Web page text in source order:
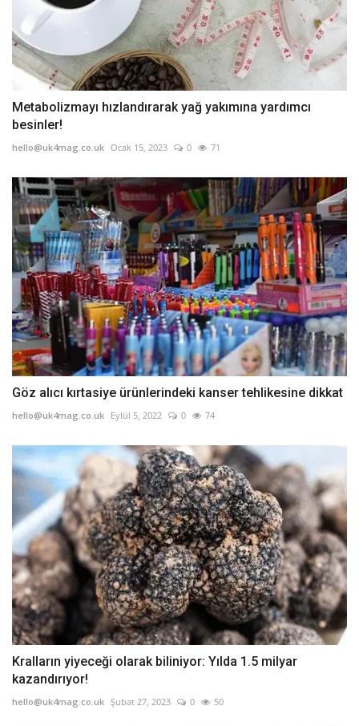
Metabolizmayı hızlandırarak yağ yakımına yardımcı
besinler!
hello@uk4mag.co.uk Ocak 15, 2023 0 71
Göz alıcı kırtasiye ürünlerindeki kanser tehlikesine dikkat
hello@uk4mag.co.uk Eylül 5, 2022 0 74
Kralların yiyeceği olarak biliniyor: Yılda 1.5 milyar
kazandırıyor!
hello@uk4mag.co.uk Şubat 27, 2023 0 50